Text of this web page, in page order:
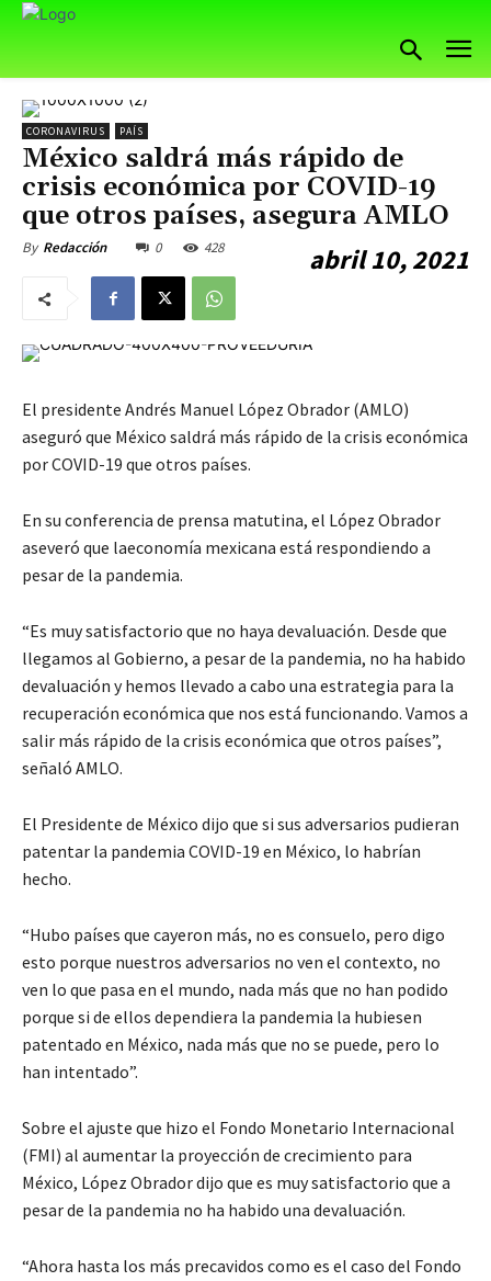
CORONAVIRUS PAÍS
México saldrá más rápido de
crisis económica por COVID-19
que otros países, asegura AMLO
By Redacción abril 10, 2021
0 428
El presidente Andrés Manuel López Obrador (AMLO)
aseguró que México saldrá más rápido de la crisis económica
por COVID-19 que otros países.
En su conferencia de prensa matutina, el López Obrador
aseveró que laeconomía mexicana está respondiendo a
pesar de la pandemia.
“Es muy satisfactorio que no haya devaluación. Desde que
llegamos al Gobierno, a pesar de la pandemia, no ha habido
devaluación y hemos llevado a cabo una estrategia para la
recuperación económica que nos está funcionando. Vamos a
salir más rápido de la crisis económica que otros países”,
señaló AMLO.
El Presidente de México dijo que si sus adversarios pudieran
patentar la pandemia COVID-19 en México, lo habrían
hecho.
“Hubo países que cayeron más, no es consuelo, pero digo
esto porque nuestros adversarios no ven el contexto, no
ven lo que pasa en el mundo, nada más que no han podido
porque si de ellos dependiera la pandemia la hubiesen
patentado en México, nada más que no se puede, pero lo
han intentado”.
Sobre el ajuste que hizo el Fondo Monetario Internacional
(FMI) al aumentar la proyección de crecimiento para
México, López Obrador dijo que es muy satisfactorio que a
pesar de la pandemia no ha habido una devaluación.
“Ahora hasta los más precavidos como es el caso del Fondo